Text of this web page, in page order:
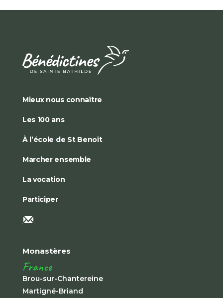
Mieux nous connaître
Les 100 ans
À l’école de St Benoît
Marcher ensemble
La vocation
Participer
Monastères
France
Brou-sur-Chantereine
Martigné-Briand